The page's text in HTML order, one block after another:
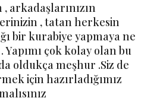
arkadaşlarınızın
, tatan herkesin
bir kurabiye yapmaya ne
Yapımı çok kolay olan bu
oldukça meşhur .Siz de
için hazırladığımız